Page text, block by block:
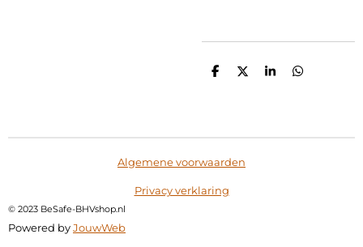
D
D
S
D
Algemene voorwaarden
Privacy verklaring
© 2023 BeSafe-BHVshop.nl
Powered byJouwWeb